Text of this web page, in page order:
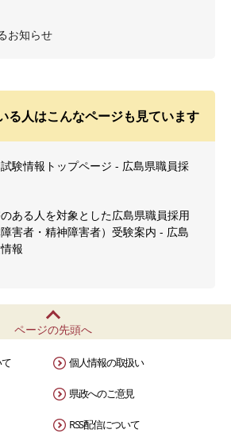
お知らせ
る人はこんなページも見ています
験情報トップページ - 広島県職員採
ある人を対象とした広島県職員採用
害者・精神障害者）受験案内 - 広島
報
ページの先頭へ
個人情報の取扱い
県政へのご意見
RSS配信について